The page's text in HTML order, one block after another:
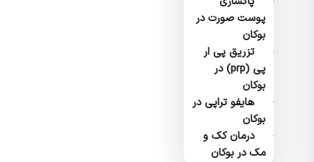
پوست صورت در
بوکان
تزریق پی ار
پی (prp) در
بوکان
هایفو تراپی در
بوکان
درمان کک و
مک در بوکان